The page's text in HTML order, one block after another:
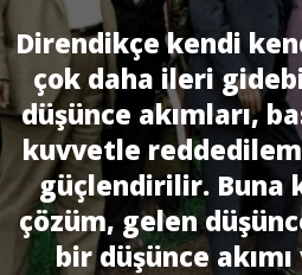
Direndikçe kendi
çok daha ileri
düşünce akımları,
kuvvetle
güçlendirilir. Buna
çözüm, gelen
bir düşünce